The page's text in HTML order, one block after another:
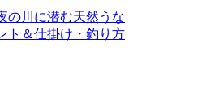
の川に潜む天然うな
ト＆仕掛け・釣り方